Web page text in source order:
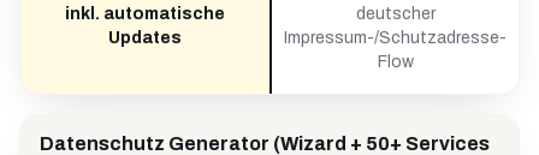
inkl. automatische
Updates
deutscher
Impressum-/Schutzadresse-
Flow
Datenschutz Generator (Wizard + 50+ Services